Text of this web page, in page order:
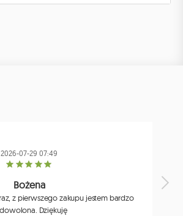
2026-07-29 07:49
Bożena
z pierwszego zakupu jestem bardzo
Dziękuję